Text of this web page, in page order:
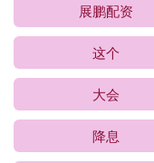
展鹏配资
这个
大会
降息